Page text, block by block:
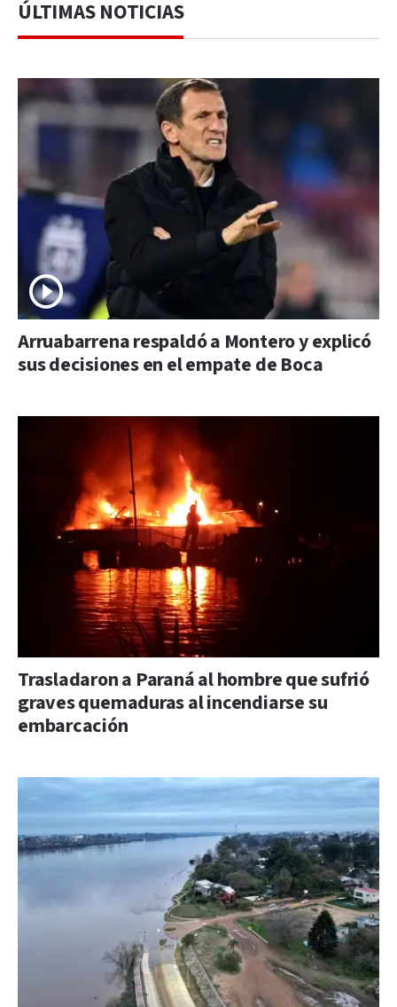
ÚLTIMAS NOTICIAS
Arruabarrena respaldó a Montero y explicó
sus decisiones en el empate de Boca
Trasladaron a Paraná al hombre que sufrió
graves quemaduras al incendiarse su
embarcación